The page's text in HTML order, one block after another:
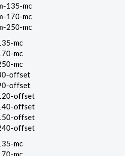
135-mc
170-mc
250-mc
mc
mc
mc
offset
offset
offset
offset
offset
offset
mc
mc